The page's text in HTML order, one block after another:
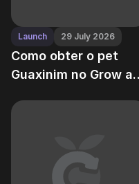
Launch 29 July 2026
Como obter o pet
Guaxinim no Grow a
ovos, taxas de drop e